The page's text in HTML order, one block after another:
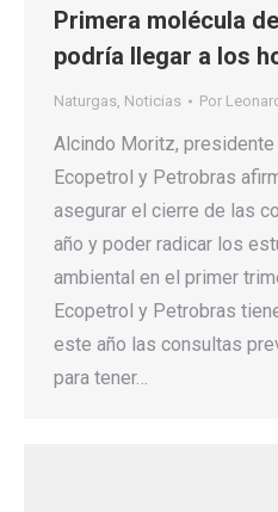
Primera molécula
podría llegar a los
Naturgas, Noticias Por
Alcindo Moritz,
Ecopetrol y Petrobras
asegurar el cierre de las
año y poder radicar los
ambiental en el primer
Ecopetrol y Petrobras
este año las consultas
para tener…